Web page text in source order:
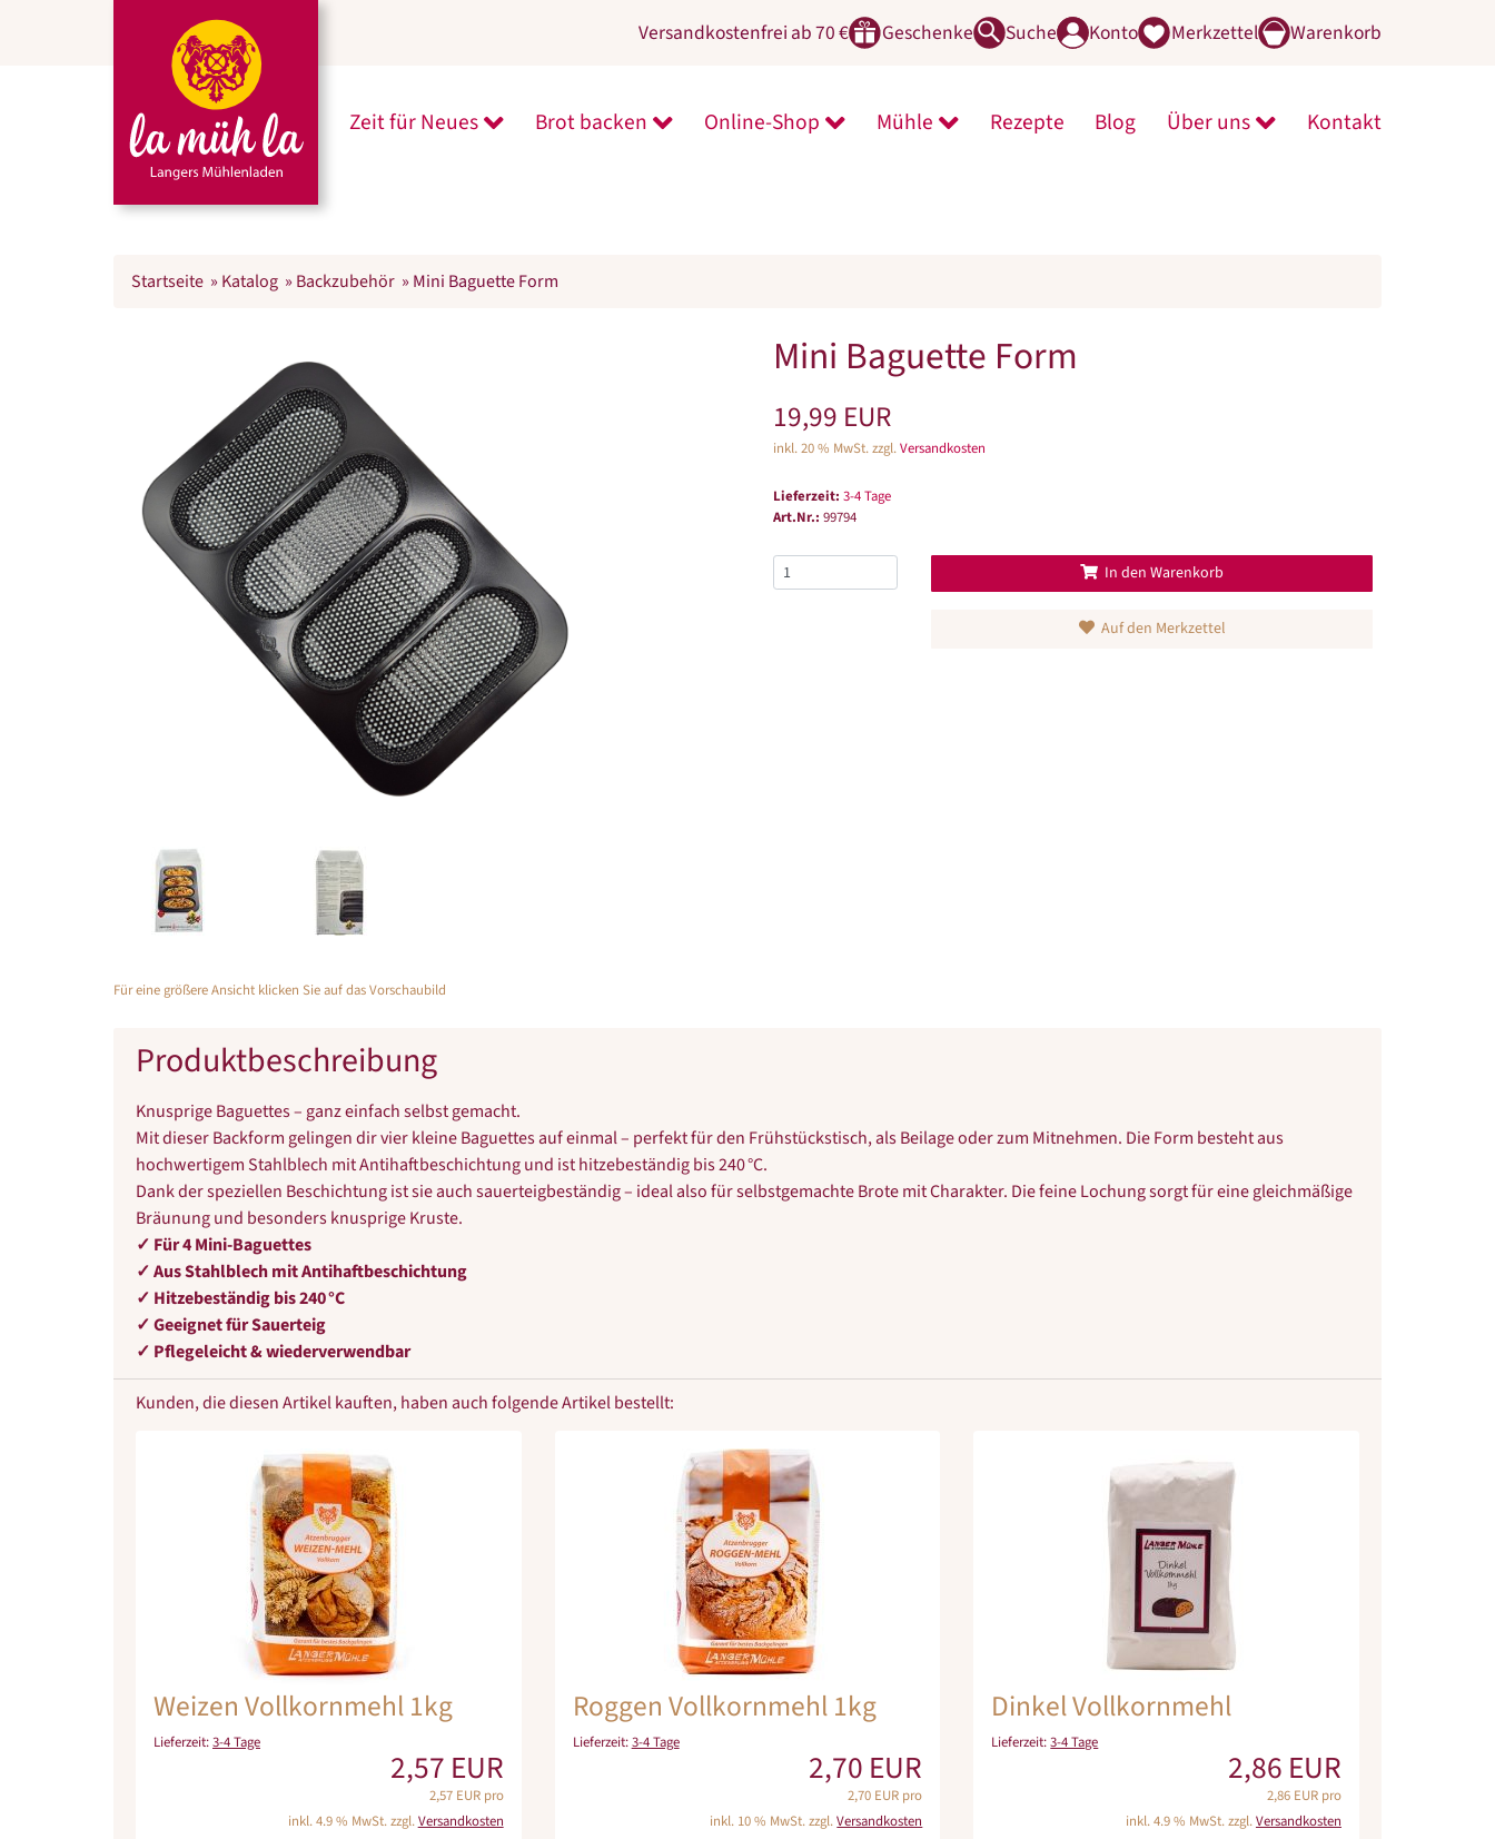
Versandkostenfrei ab 70 € Geschenke Suche Konto Merkzettel Warenkorb
Zeit für NeuesUntermenü von Zeit für Neues öffnen
Brot backen Untermenü von Brot backen öffnen
Online-Shop Untermenü von Online-Shop öffnen
Mühle Untermenü von Mühle öffnen
Rezepte Blog Über unsUntermenü von Über
Kontakt
Startseite » Katalog » Backzubehör » Mini Baguette Form
Für eine größere Ansicht klicken Sie auf das Vorschaubild
Mini Baguette Form
19,99 EUR
inkl. 20 % MwSt. zzgl.Versandkosten
Lieferzeit: 3-4 Tage
Art.Nr.: 99794
In den Warenkorb
Auf den Merkzettel
Produktbeschreibung
Knusprige Baguettes – ganz einfach selbst gemacht.
Mit dieser Backform gelingen dir vier kleine Baguettes auf einmal – perfekt für den Frühstückstisch, als Beilage oder zum Mitnehmen. Die Form besteht aus
hochwertigem Stahlblech mit Antihaftbeschichtung und ist hitzebeständig bis 240 °C.
Dank der speziellen Beschichtung ist sie auch sauerteigbeständig – ideal also für selbstgemachte Brote mit Charakter. Die feine Lochung sorgt für eine gleichmäßige
Bräunung und besonders knusprige Kruste.
✓ Für 4 Mini-Baguettes
✓ Aus Stahlblech mit Antihaftbeschichtung
✓ Hitzebeständig bis 240 °C
✓ Geeignet für Sauerteig
✓ Pflegeleicht & wiederverwendbar
Kunden, die diesen Artikel kauften, haben auch folgende Artikel bestellt:
Weizen Vollkornmehl 1kg
Lieferzeit:3-4 Tage
2,57 EUR
2,57 EUR pro
inkl. 4.9 % MwSt. zzgl.Versandkosten
Roggen Vollkornmehl 1kg
Lieferzeit:3-4 Tage
2,70 EUR
2,70 EUR pro
inkl. 10 % MwSt. zzgl.Versandkosten
Dinkel Vollkornmehl
Lieferzeit:3-4 Tage
2,86 EUR
2,86 EUR pro
inkl. 4.9 % MwSt. zzgl.Versandkosten